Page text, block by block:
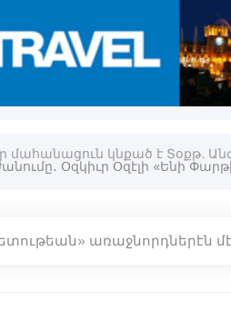
մահանացուն կնքած է Տօքթ.
առաջնորդներէն